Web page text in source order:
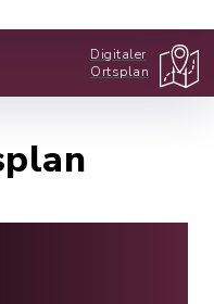
Digitaler
Ortsplan